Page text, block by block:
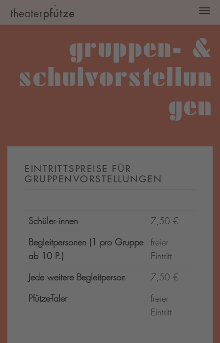
gruppen- &
schulvorstellun
gen
EINTRITTSPREISE FÜR
GRUPPENVORSTELLUNGEN
Schüler·innen
7,50 €
Begleitpersonen (1 pro Gruppe
ab 10 P.)
freier
Eintritt
Jede weitere Begleitperson
7,50 €
Pfütze-Taler
freier
Eintritt